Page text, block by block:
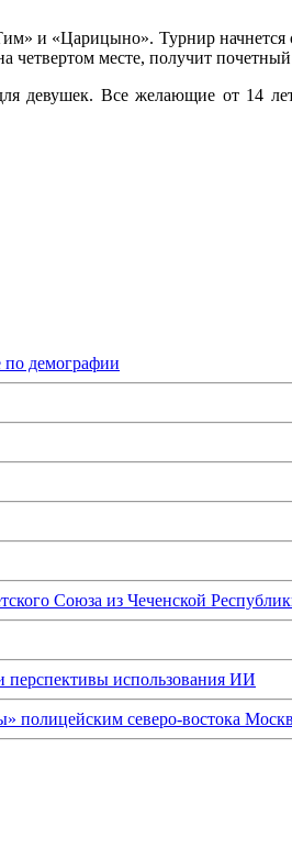
и «Царицыно». Турнир
четвертом месте, получит
девушек. Все желающие от 14
по демографии
Союза из Чеченской
перспективы использования ИИ
полицейским северо-востока